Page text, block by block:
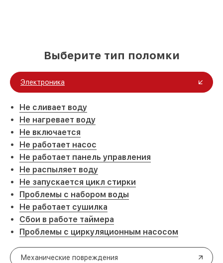
Выберите тип поломки
Электроника
Не сливает воду
Не нагревает воду
Не включается
Не работает насос
Не работает панель управления
Не распыляет воду
Не запускается цикл стирки
Проблемы с набором воды
Не работает сушилка
Сбои в работе таймера
Проблемы с циркуляционным насосом
Механические повреждения